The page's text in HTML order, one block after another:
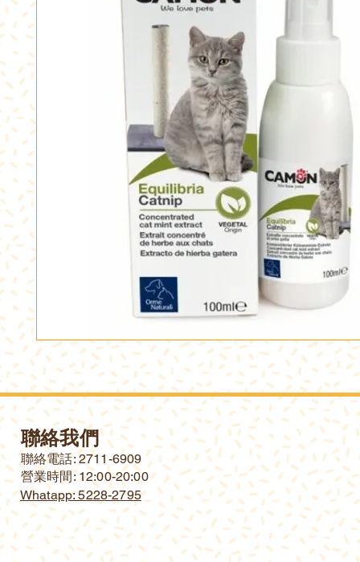
聯絡我們
​聯絡電話: 2711-6909
營業時間: 12:00-20:00
Whatapp: 5228-2795